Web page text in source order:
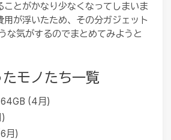
ことがかなり少なくなってしまいま
用が浮いたため、その分ガジェット
な気がするのでまとめてみようと
モノたち一覧
(4月)
月)